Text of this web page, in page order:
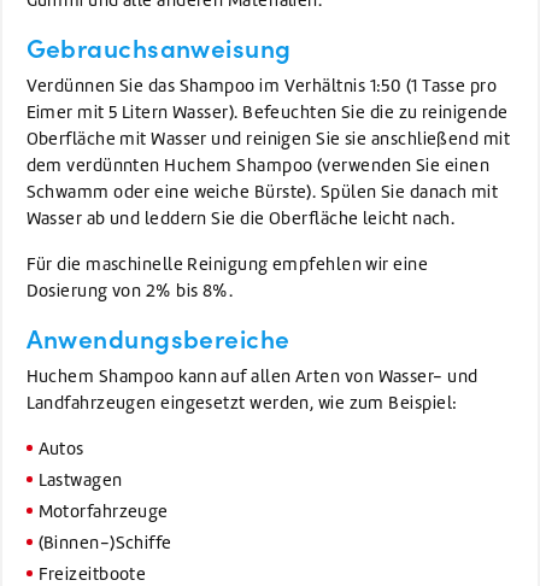
Gebrauchsanweisung
Verdünnen Sie das Shampoo im Verhältnis 1:50 (1 Tasse pro
Eimer mit 5 Litern Wasser). Befeuchten Sie die zu reinigende
Oberfläche mit Wasser und reinigen Sie sie anschließend mit
dem verdünnten Huchem Shampoo (verwenden Sie einen
Schwamm oder eine weiche Bürste). Spülen Sie danach mit
Wasser ab und leddern Sie die Oberfläche leicht nach.
Für die maschinelle Reinigung empfehlen wir eine
Dosierung von 2% bis 8%.
Anwendungsbereiche
Huchem Shampoo kann auf allen Arten von Wasser- und
Landfahrzeugen eingesetzt werden, wie zum Beispiel:
Autos
Lastwagen
Motorfahrzeuge
(Binnen-)Schiffe
Freizeitboote